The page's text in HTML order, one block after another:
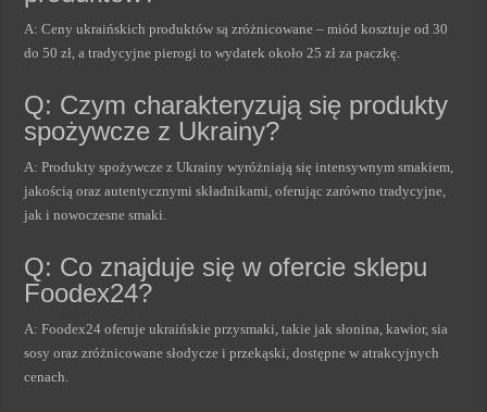
A: Ceny ukraińskich produktów są zróżnicowane – miód kosztuje od 30
do 50 zł, a tradycyjne pierogi to wydatek około 25 zł za paczkę.
Q: Czym charakteryzują się produkty
spożywcze z Ukrainy?
A: Produkty spożywcze z Ukrainy wyróżniają się intensywnym smakiem,
jakością oraz autentycznymi składnikami, oferując zarówno tradycyjne,
jak i nowoczesne smaki.
Q: Co znajduje się w ofercie sklepu
Foodex24?
A: Foodex24 oferuje ukraińskie przysmaki, takie jak słonina, kawior, sia
sosy oraz zróżnicowane słodycze i przekąski, dostępne w atrakcyjnych
cenach.